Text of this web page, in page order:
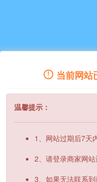
当前网站
温馨提示：
1、网站过期后7天
2、请登录商家网站
3、如果无法联系